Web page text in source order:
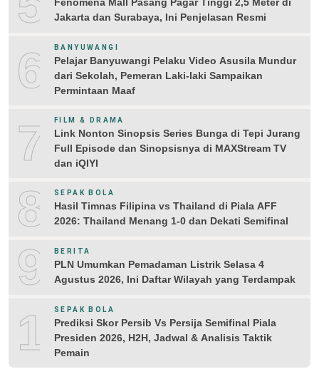
Jakarta dan Surabaya, Ini Penjelasan Resmi
6 BANYUWANGI
Pelajar Banyuwangi Pelaku Video Asusila Mundur
dari Sekolah, Pemeran Laki-laki Sampaikan
Permintaan Maaf
7 FILM & DRAMA
Link Nonton Sinopsis Series Bunga di Tepi Jurang
Full Episode dan Sinopsisnya di MAXStream TV
dan iQIYI
8 SEPAK BOLA
Hasil Timnas Filipina vs Thailand di Piala AFF
2026: Thailand Menang 1-0 dan Dekati Semifinal
9 BERITA
PLN Umumkan Pemadaman Listrik Selasa 4
Agustus 2026, Ini Daftar Wilayah yang Terdampak
10SEPAK BOLA
Prediksi Skor Persib Vs Persija Semifinal Piala
Presiden 2026, H2H, Jadwal & Analisis Taktik
Pemain